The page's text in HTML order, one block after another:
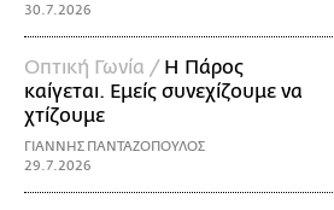
30.7.2026
Οπτική Γωνία / Η Πάρος
καίγεται. Εμείς συνεχίζουμε να
χτίζουμε
ΓΙΑΝΝΗΣ ΠΑΝΤΑΖΟΠΟΥΛΟΣ
29.7.2026